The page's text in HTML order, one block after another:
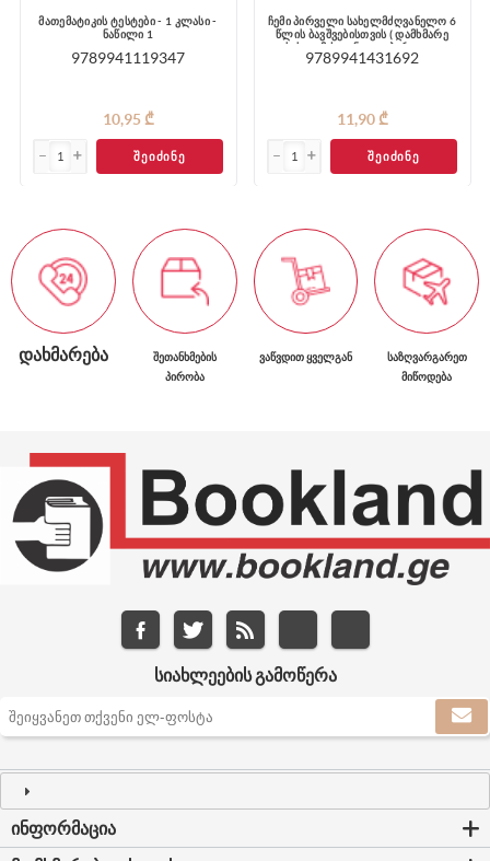
მათემატიკის ტესტები - 1 კლასი -
ნაწილი 1
9789941119347
10,95 ₾
ᲨᲔᲘᲫᲘᲜᲔ
ჩემი პირველი სახელმძღვანელო 6
წლის ბავშვებისთვის ( დამხმარე
სახელმძღვანელო პირველი
კლასისთვის)
9789941431692
11,90 ₾
ᲨᲔᲘᲫᲘᲜᲔ
ᲓᲐᲮᲛᲐᲠᲔᲑᲐ
ᲨᲔᲗᲐᲜᲮᲛᲔᲑᲘᲡ
ᲞᲘᲠᲝᲑᲐ
ᲕᲐᲬᲕᲓᲘᲗ ᲧᲕᲔᲚᲒᲐᲜ
ᲡᲐᲖᲦᲕᲐᲠᲒᲐᲠᲔᲗ
ᲛᲘᲬᲝᲓᲔᲑᲐ
ᲡᲘᲐᲮᲚᲔᲔᲑᲘᲡ ᲒᲐᲛᲝᲬᲔᲠᲐ
ᲘᲜᲤᲝᲠᲛᲐᲪᲘᲐ